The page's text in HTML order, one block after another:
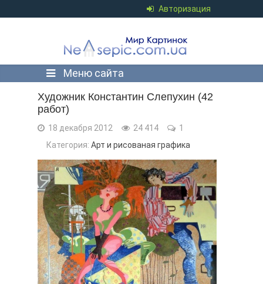
Авторизация
Меню сайта
Художник Константин Слепухин (42
работ)
18 декабря 2012 24 414
1
Категория: Арт и рисованая графика